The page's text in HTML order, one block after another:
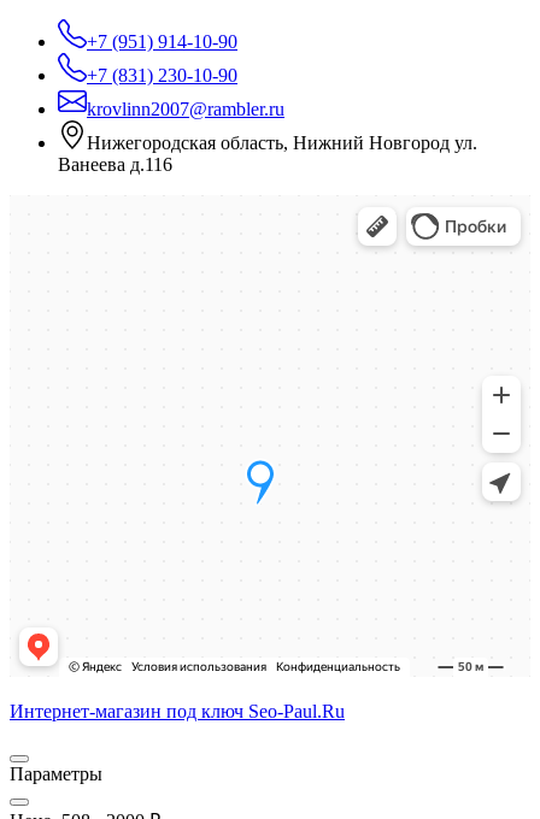
+7 (951) 914-10-90
+7 (831) 230-10-90
krovlinn2007@rambler.ru
Нижегородская область, Нижний Новгород ул.
Ванеева д.116
Интернет-магазин под ключ Seo-Paul.Ru
Параметры